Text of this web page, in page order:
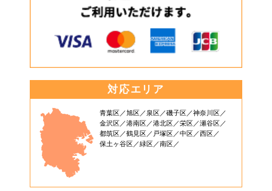
対応エリア
青葉区 旭区 泉区 磯子区
神奈川区
金沢区
港南区 港北区 栄区
瀬谷区
都筑区
鶴見区 戸塚区 中区
西区
保土ヶ谷区
緑区 南区